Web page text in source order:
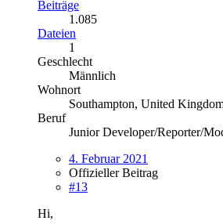
Beiträge
1.085
Dateien
1
Geschlecht
Männlich
Wohnort
Southampton, United
Beruf
Junior Developer/Reporter/
4. Februar 2021
Offizieller Beitrag
#13
Hi,